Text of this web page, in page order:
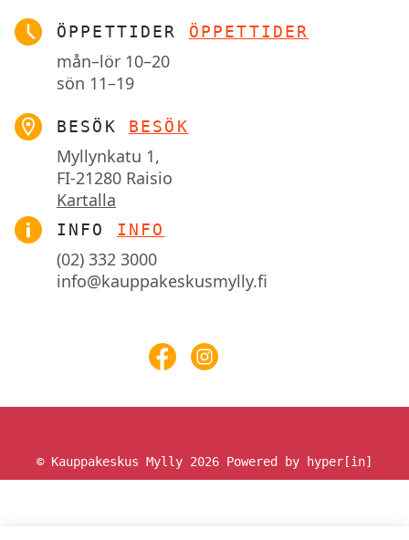
ÖPPETTIDER ÖPPETTIDER
mån–lör 10–20
sön 11–19
BESÖK BESÖK
Myllynkatu 1,
FI-21280 Raisio
Kartalla
INFO INFO
(02) 332 3000
info@kauppakeskusmylly.fi
© Kauppakeskus Mylly 2026 Powered by hyper[in]